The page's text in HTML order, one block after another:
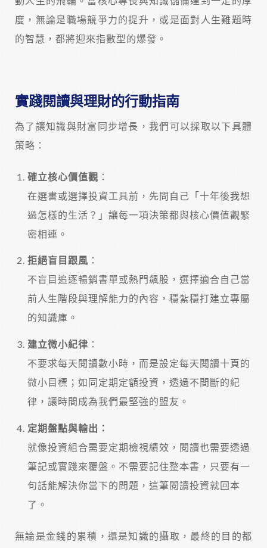
度，無論是職場競爭力的提升，或是面對人生難題時
的智慧，都將迎來指數型的爆發。
實踐閱讀與理財的行動指南
為了讓知識與財富同步增長，我們可以採取以下具體
策略：
確立核心價值觀 ：
在選書或選擇投資工具前，先問自己「十年後我想
過怎樣的生活？」讓每一項決策都與核心價值觀緊
密相連。
拒絕盲目跟風 ：
不盲目追逐暢銷書單或熱門飆股，選擇適合自己當
前人生階段與理解能力的內容，穩紮穩打建立專屬
的知識庫。
建立微小紀律 ：
不要求每天閱讀數小時，而是設定每天閱讀十頁的
微小目標；如同定期定額投資，透過不間斷的紀
律，讓時間成為我們最堅強的盟友。
定期盤點與輸出：
就像投資組合需要定期檢視績效，閱讀也需要透過
筆記或實踐來覆盤。不需要記住整本書，只要有一
句話能解決你當下的問題，這筆閱讀投資就回本
了。
無論是金錢的累積，還是知識的攝取，最終的目的都